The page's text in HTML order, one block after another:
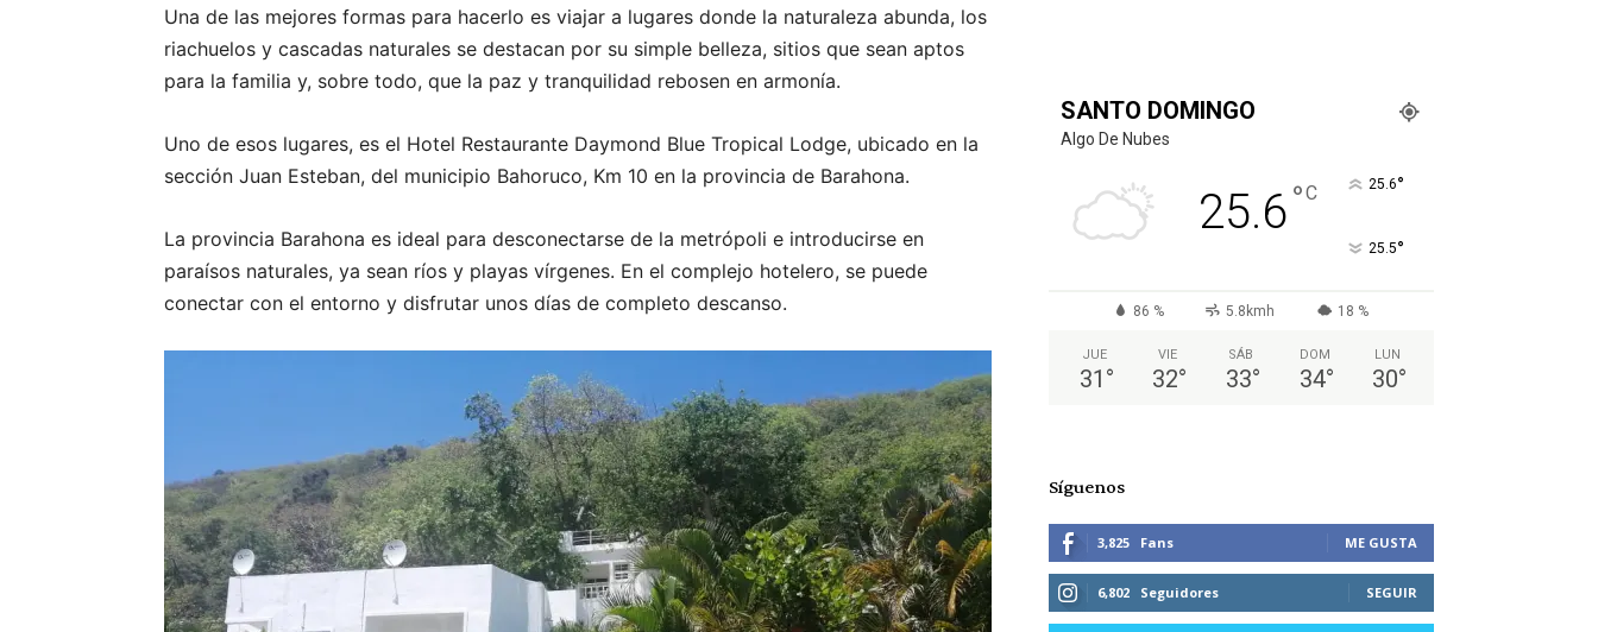
Una de las mejores formas para hacerlo es viajar a lugares donde la naturaleza abunda, los
riachuelos y cascadas naturales se destacan por su simple belleza, sitios que sean aptos
para la familia y, sobre todo, que la paz y tranquilidad rebosen en armonía.
Uno de esos lugares, es el Hotel Restaurante Daymond Blue Tropical Lodge, ubicado en la
sección Juan Esteban, del municipio Bahoruco, Km 10 en la provincia de Barahona.
La provincia Barahona es ideal para desconectarse de la metrópoli e introducirse en
paraísos naturales, ya sean ríos y playas vírgenes. En el complejo hotelero, se puede
conectar con el entorno y disfrutar unos días de completo descanso.
SANTO DOMINGO
Algo De Nubes
25.6°C 25.6°
25.5°
86 % 5.8kmh 18 %
JUE
31 °
VIE
32°
SÁB
33°
DOM
34°
LUN
30°
Síguenos
3,825 Fans ME GUSTA
6,802 Seguidores SEGUIR